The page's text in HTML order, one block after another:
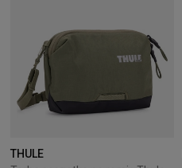
THULE